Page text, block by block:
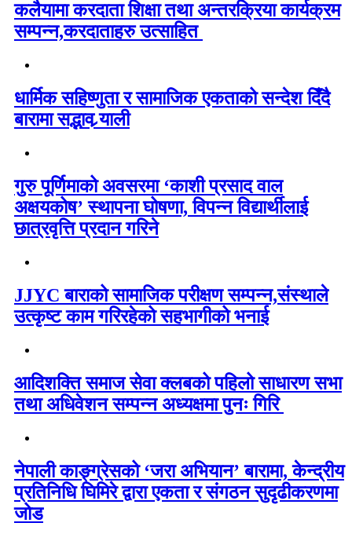
कलैयामा करदाता शिक्षा तथा अन्तरक्रिया कार्यक्रम
सम्पन्न,करदाताहरु उत्साहित
धार्मिक सहिष्णुता र सामाजिक एकताको सन्देश दिँदै
बारामा सद्भाव र्‍याली
गुरु पूर्णिमाको अवसरमा ‘काशी प्रसाद वाल
अक्षयकोष’ स्थापना घोषणा, विपन्न विद्यार्थीलाई
छात्रवृत्ति प्रदान गरिने
JJYC बाराको सामाजिक परीक्षण सम्पन्न,संस्थाले
उत्कृष्ट काम गरिरहेको सहभागीको भनाई
आदिशक्ति समाज सेवा क्लबको पहिलो साधारण सभा
तथा अधिवेशन सम्पन्न अध्यक्षमा पुनः गिरि
नेपाली काङ्ग्रेसको ‘जरा अभियान’ बारामा, केन्द्रीय
प्रतिनिधि घिमिरे द्वारा एकता र संगठन सुदृढीकरणमा
जोड